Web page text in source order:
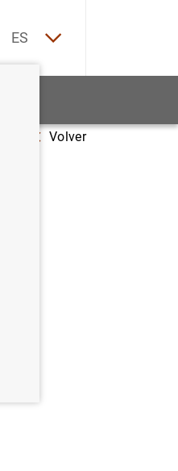
ES
Volver